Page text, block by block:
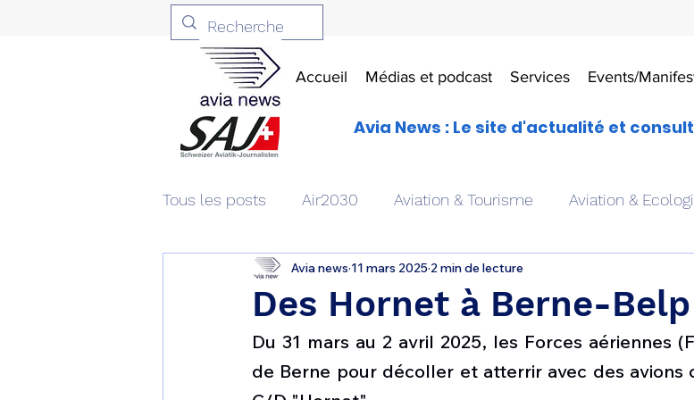
Accueil Médias et podcast Services Events/
Avia News : Le site d'actualité et
Tous les posts Air2030 Aviation & Tourisme Aviation &
Aviation & Défense Livres Drones aériens
Patrimoine aéronautique Avionique & pilotage Avion
Des Hornet à Berne-
Avia news 11 mars 2025 2 min de lecture
Du 31 mars au 2 avril 2025, les Forces aériennes
de Berne pour décoller et atterrir avec des avions